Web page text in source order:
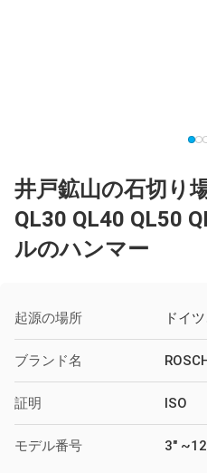
井戸鉱山の石切り
QL30 QL40 QL50
ルのハンマー
起源の場所 ドイ
ブランド名
証明 ISO
モデル番号 3"